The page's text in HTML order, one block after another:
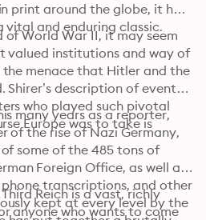
print around the globe, it has
and enduring classic.
World War II, it may seem
valued institutions and way of
menace that Hitler and the
Shirer’s description of events
who played such pivotal
Europe was to take is
many years as a reporter,
of the rise of Nazi Germany,
some of the 485 tons of
Foreign Office, as well as
transcriptions, and other
kept at every level by the
Reich is a vast, richly
anyone who wants to come